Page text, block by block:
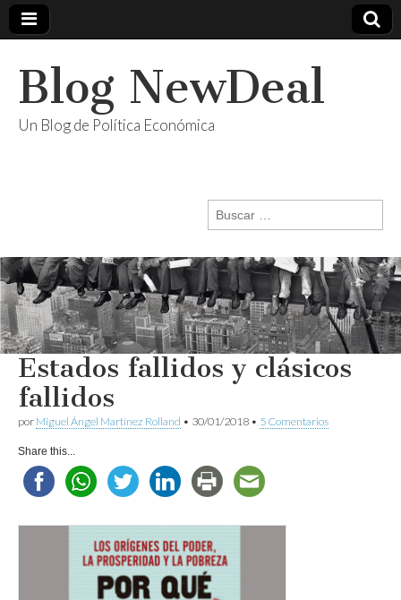
Blog NewDeal
Un Blog de Política Económica
Buscar:
Estados fallidos y clásicos
fallidos
por Miguel Ángel Martínez Rolland • 30/01/2018 • 5 Comentarios
Share this...